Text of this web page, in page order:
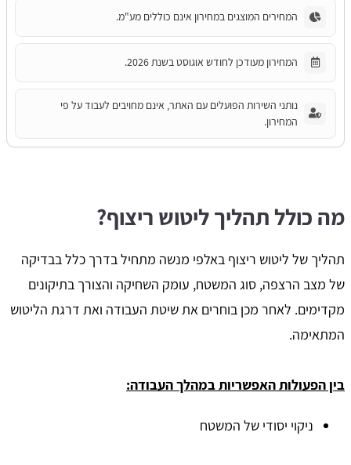
המחירים המוצגים במחירון אינם כוללים מע"מ.
המחירון מעודכן לחודש אוגוסט בשנת 2026.
נותני השירות הפועלים עם האתר, אינם מחויבים לעבוד על פי
המחירון.
מה כולל תהליך ליטוש ריצוף?
תהליך של ליטוש ריצוף באלפי מנשה מתחיל בדרך כלל בבדיקה
של מצב הרצפה, סוג המשטח, עומק השחיקה והצורך בתיקונים
מקדימים. לאחר מכן בוחרים את שיטת העבודה ואת דרגת הליטוש
המתאימה.
בין הפעולות האפשריות במהלך העבודה:
ניקוי יסודי של המשטח